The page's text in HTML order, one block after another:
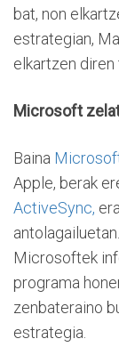
bat, non
estrategian,
elkartzen diren
Microsoft
Baina
Apple, berak
ActiveSync,
Microsoftek
programa
zenbateraino
estrategia.